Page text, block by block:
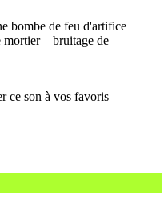
bombe de feu d'artifice
– bruitage de